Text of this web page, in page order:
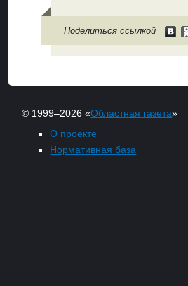
Поделиться ссылкой
© 1999–2026 «Областная газета»
О проекте
Нормативная база